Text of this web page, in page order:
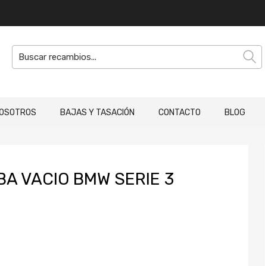
BAJAS Y TASACIÓN CONTACTO BLOG
VACIO BMW SERIE 3